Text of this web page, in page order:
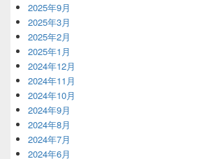
2025年9月
2025年3月
2025年2月
2025年1月
2024年12月
2024年11月
2024年10月
2024年9月
2024年8月
2024年7月
2024年6月